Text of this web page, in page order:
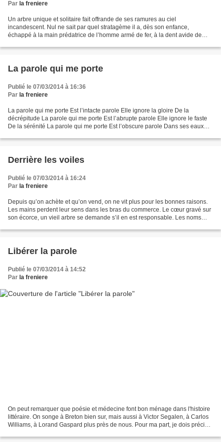
Par la freniere
Un arbre unique et solitaire fait offrande de ses ramures au ciel
incandescent. Nul ne sait par quel stratagème il a, dès son enfance,
échappé à la main prédatrice de l’homme armé de fer, à la dent avide de
La parole qui me porte
Publié le 07/03/2014 à 16:36
Par la freniere
La parole qui me porte Est l’intacte parole Elle ignore la gloire De la
décrépitude La parole qui me porte Est l’abrupte parole Elle ignore le faste
De la sérénité La parole qui me porte Est l’obscure parole Dans ses eaux
Derrière les voiles
Publié le 07/03/2014 à 16:24
Par la freniere
Depuis qu’on achète et qu’on vend, on ne vit plus pour les bonnes raisons.
Les mains perdent leur sens dans les bras du commerce. Le cœur gravé sur
son écorce, un vieil arbre se demande s’il en est responsable. Les noms
Libérer la parole
Publié le 07/03/2014 à 14:52
Par la freniere
On peut remarquer que poésie et médecine font bon ménage dans l'histoire
littéraire. On songe à Breton bien sur, mais aussi à Victor Segalen, à Carlos
Williams, à Lorand Gaspard plus près de nous. Pour ma part, je dois préciser